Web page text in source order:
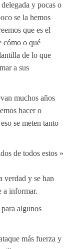
y pocas o
se la hemos
que es el
cómo o qué
de lo que
a sus
muchos años
hacer o
se meten tanto
de todos estos »
verdad y se han
a informar.
algunos
más fuerza y